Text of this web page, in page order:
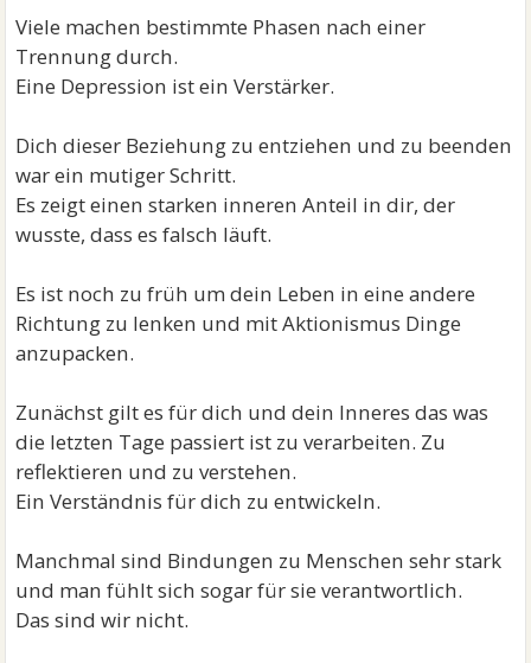
Viele machen bestimmte Phasen nach einer
Trennung durch.
Eine Depression ist ein Verstärker.
Dich dieser Beziehung zu entziehen und zu beenden
war ein mutiger Schritt.
Es zeigt einen starken inneren Anteil in dir, der
wusste, dass es falsch läuft.
Es ist noch zu früh um dein Leben in eine andere
Richtung zu lenken und mit Aktionismus Dinge
anzupacken.
Zunächst gilt es für dich und dein Inneres das was
die letzten Tage passiert ist zu verarbeiten. Zu
reflektieren und zu verstehen.
Ein Verständnis für dich zu entwickeln.
Manchmal sind Bindungen zu Menschen sehr stark
und man fühlt sich sogar für sie verantwortlich.
Das sind wir nicht.